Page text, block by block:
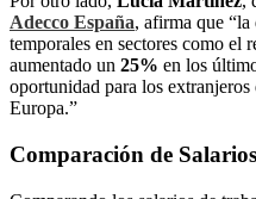
Adecco España, afirma que “la
temporales en sectores como el
aumentado un 25% en los
oportunidad para los extranjeros
Europa.”
Comparación de